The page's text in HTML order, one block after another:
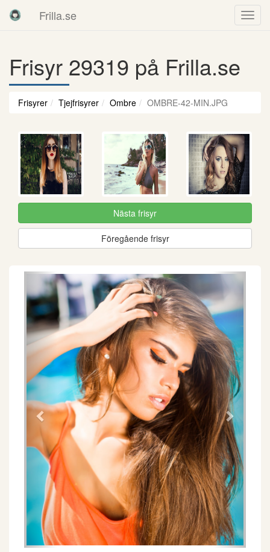
Frilla.se
Frisyr 29319 på Frilla.se
Frisyrer Tjejfrisyrer Ombre OMBRE-42-MIN.JPG
Nästa frisyr
Föregående frisyr
Föregående